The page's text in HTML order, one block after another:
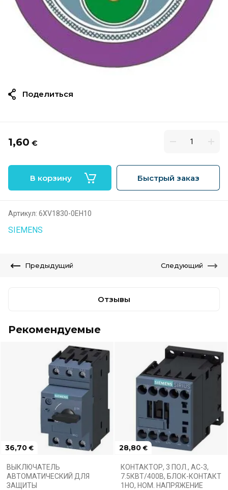
1,60 €
В корзину Быстрый заказ
Артикул: 6XV1830-0EH10
SIEMENS
Поделиться
Предыдущий Следующий
Отзывы
Рекомендуемые
36,70 €
ВЫКЛЮЧАТЕЛЬ
АВТОМАТИЧЕСКИЙ ДЛЯ
ЗАЩИТЫ
28,80 €
КОНТАКТОР, 3 ПОЛ., AC-3,
7.5КВТ/400В, БЛОК-КОНТАКТ
1НО, НОМ. НАПРЯЖЕНИЕ